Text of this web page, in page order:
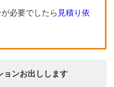
必要でしたら 見積り依
ョンお出しします